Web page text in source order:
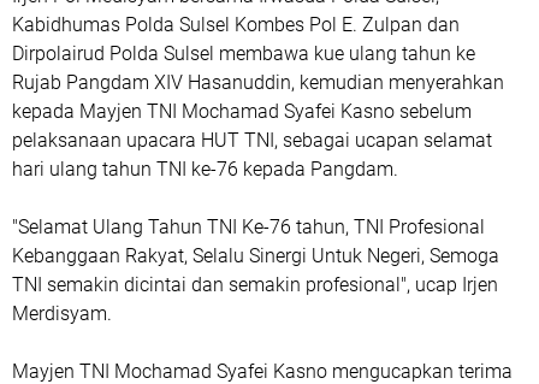
Kabidhumas Polda Sulsel Kombes Pol E. Zulpan dan
Dirpolairud Polda Sulsel membawa kue ulang tahun ke
Rujab Pangdam XIV Hasanuddin, kemudian menyerahkan
kepada Mayjen TNI Mochamad Syafei Kasno sebelum
pelaksanaan upacara HUT TNI, sebagai ucapan selamat
hari ulang tahun TNI ke-76 kepada Pangdam.
"Selamat Ulang Tahun TNI Ke-76 tahun, TNI Profesional
Kebanggaan Rakyat, Selalu Sinergi Untuk Negeri, Semoga
TNI semakin dicintai dan semakin profesional", ucap Irjen
Merdisyam.
Mayjen TNI Mochamad Syafei Kasno mengucapkan terima